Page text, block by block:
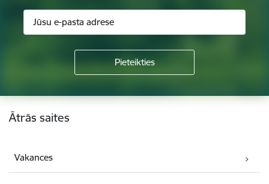
Kājene
Ātrās saites
Vakances